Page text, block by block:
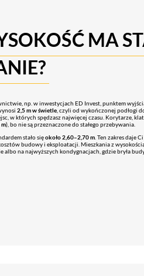
MA
np. w inwestycjach ED Invest, punktem
2,5 m w świetle , czyli od wykończonej podłogi
w których spędzasz najwięcej czasu. Korytarze,
m), bo nie są przeznaczone do stałego przebywania.
stało sięokoło 2,60–2,70 m . Ten zakres daje
budowy i eksploatacji. Mieszkania z
albo na najwyższych kondygnacjach, gdzie bryła